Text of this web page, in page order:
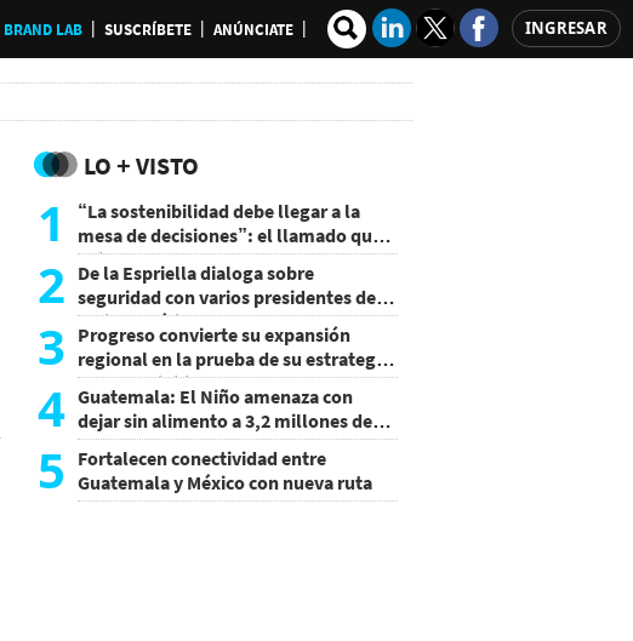
BRAND LAB SUSCRÍBETE ANÚNCIATE INGRESAR
LO + VISTO
1
“La sostenibilidad debe llegar a la
mesa de decisiones”: el llamado que
deja CentraRSE
2 De la Espriella dialoga sobre
seguridad con varios presidentes de
Latinoamérica
3 Progreso convierte su expansión
regional en la prueba de su estrategia
de sostenibilidad
4 Guatemala: El Niño amenaza con
dejar sin alimento a 3,2 millones de
personas
5
Fortalecen conectividad entre
Guatemala y México con nueva ruta